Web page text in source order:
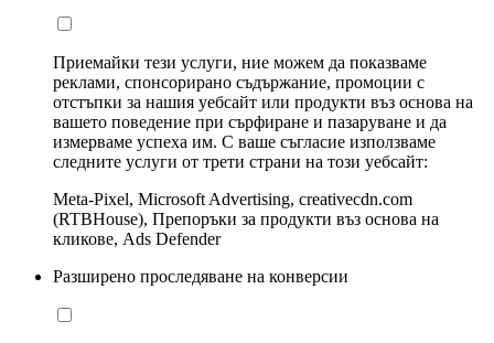
Приемайки тези услуги, ние можем да показваме
реклами, спонсорирано съдържание, промоции с
отстъпки за нашия уебсайт или продукти въз основа на
вашето поведение при сърфиране и пазаруване и да
измерваме успеха им. С ваше съгласие използваме
следните услуги от трети страни на този уебсайт:
Meta-Pixel, Microsoft Advertising, creativecdn.com
(RTBHouse), Препоръки за продукти въз основа на
кликове, Ads Defender
Разширено проследяване на конверсии